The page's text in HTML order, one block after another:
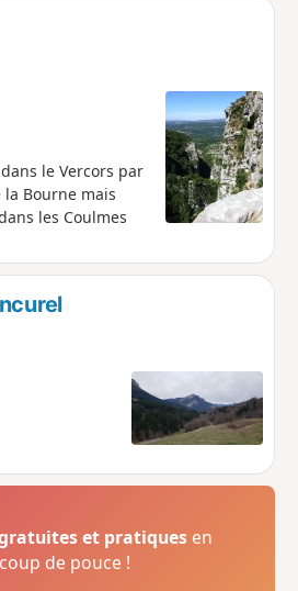
le Vercors par
Bourne mais
les Coulmes
et pratiques en
de pouce !